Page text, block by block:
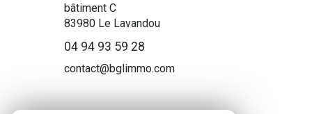
bâtiment C
83980 Le Lavandou
04 94 93 59 28
contact@bglimmo.com